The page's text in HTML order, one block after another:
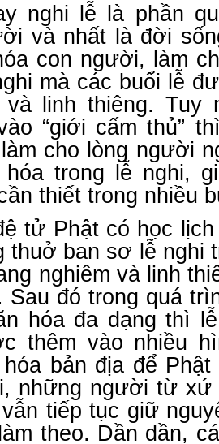
nghi lễ là phần
và nhất là đời
con người, làm
mà các buổi lễ
và linh thiêng. Tuy
“giới cấm thủ”
cho lòng người
trong lễ nghi,
thiết trong nhiều
tử Phật có học
thuở ban sơ lễ nghi
nghiêm và linh
Sau đó trong quá
hóa đa dạng thì
thêm vào nhiều
bản địa để
những người từ xứ
tiếp tục giữ
theo. Dần dần,